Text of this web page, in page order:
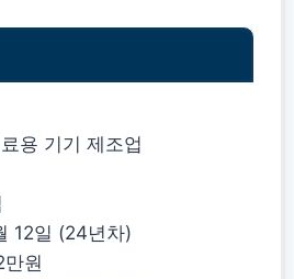
용 기기 제조업
12일 (24년차)
원